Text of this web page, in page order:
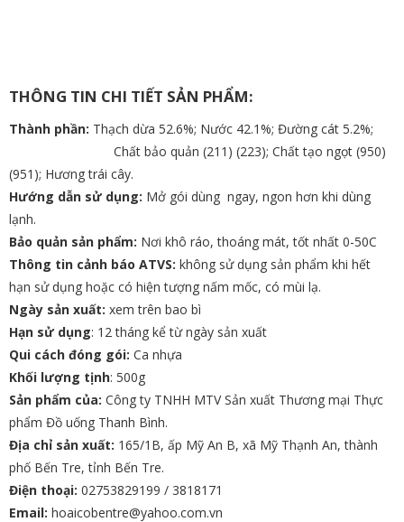
THÔNG TIN CHI TIẾT SẢN PHẨM:
Thành phần: Thạch dừa 52.6%; Nước 42.1%; Đường cát 5.2%;
Chất bảo quản (211) (223); Chất tạo ngọt (950)
(951); Hương trái cây.
Hướng dẫn sử dụng: Mở gói dùng ngay, ngon hơn khi dùng
lạnh.
Bảo quản sản phẩm: Nơi khô ráo, thoáng mát, tốt nhất 0-50C
Thông tin cảnh báo ATVS: không sử dụng sản phẩm khi hết
hạn sử dụng hoặc có hiện tượng nấm mốc, có mùi lạ.
Ngày sản xuất: xem trên bao bì
Hạn sử dụng: 12 tháng kể từ ngày sản xuất
Qui cách đóng gói: Ca nhựa
Khối lượng tịnh: 500g
Sản phẩm của: Công ty TNHH MTV Sản xuất Thương mại Thực
phẩm Đồ uống Thanh Bình.
Địa chỉ sản xuất: 165/1B, ấp Mỹ An B, xã Mỹ Thạnh An, thành
phố Bến Tre, tỉnh Bến Tre.
Điện thoại: 02753829199 / 3818171
Email: hoaicobentre@yahoo.com.vn